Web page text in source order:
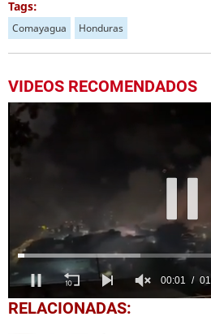
Tags:
Comayagua Honduras
VIDEOS RECOMENDADOS
0
seconds
RELACIONADAS: